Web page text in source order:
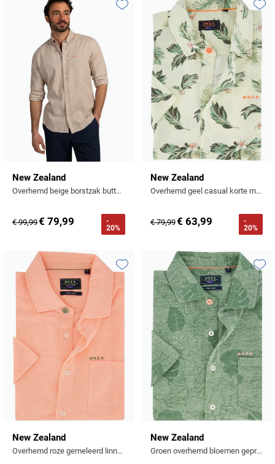
New Zealand
Overhemd beige borstzak button down boord normale fit
€ 99,99€ 79,99
-
20%
Toevoegen aan favorieten
New Zealand
Overhemd geel casual korte mouw print bladeren
€ 79,99€ 63,99
-
20%
New Zealand
Overhemd roze gemeleerd linnen
Toevoegen aan favorieten
New Zealand
Groen overhemd bloemen geprint katoen-linnen